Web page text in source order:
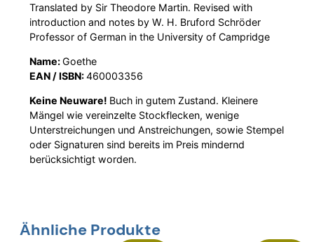
Translated by Sir Theodore Martin. Revised with
introduction and notes by W. H. Bruford Schröder
Professor of German in the University of Campridge
Name:Goethe
EAN / ISBN:460003356
Keine Neuware! Buch in gutem Zustand. Kleinere
Mängel wie vereinzelte Stockflecken, wenige
Unterstreichungen und Anstreichungen, sowie Stempel
oder Signaturen sind bereits im Preis mindernd
berücksichtigt worden.
Ähnliche Produkte